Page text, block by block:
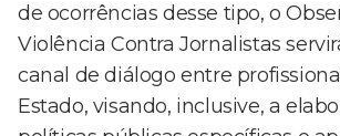
de ocorrências desse tipo, o
Violência Contra Jornalistas
canal de diálogo entre
Estado, visando, inclusive, a